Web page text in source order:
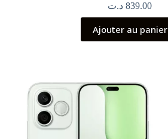
839.00 د.ت
Ajouter au panier